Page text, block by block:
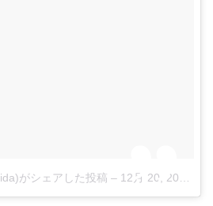
がシェアした投稿 – 12月 20, 2017 at 1:03午前 PST